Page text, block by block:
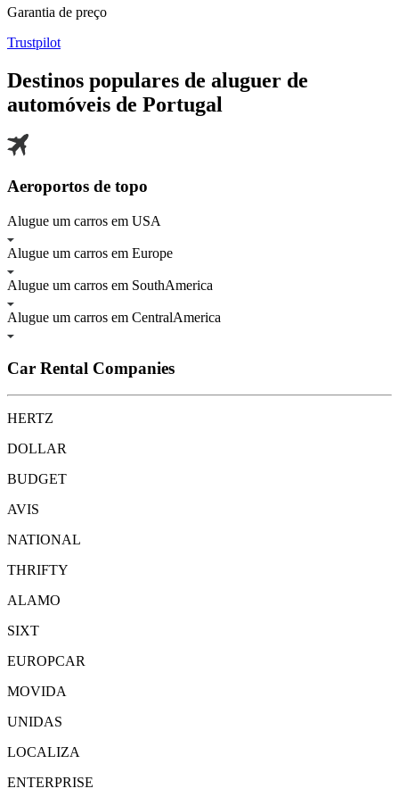
Garantia de preço
Trustpilot
Destinos populares de aluguer de
automóveis de Portugal
Aeroportos de topo
Alugue um carros em USA
Alugue um carros em Europe
Alugue um carros em SouthAmerica
Alugue um carros em CentralAmerica
Car Rental Companies
HERTZ
DOLLAR
BUDGET
AVIS
NATIONAL
THRIFTY
ALAMO
SIXT
EUROPCAR
MOVIDA
UNIDAS
LOCALIZA
ENTERPRISE